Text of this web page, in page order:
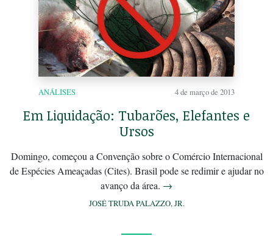
ANÁLISES 4 de março de 2013
Em Liquidação: Tubarões, Elefantes e
Ursos
Domingo, começou a Convenção sobre o Comércio Internacional
de Espécies Ameaçadas (Cites). Brasil pode se redimir e ajudar no
avanço da área. →
JOSÉ TRUDA PALAZZO, JR.